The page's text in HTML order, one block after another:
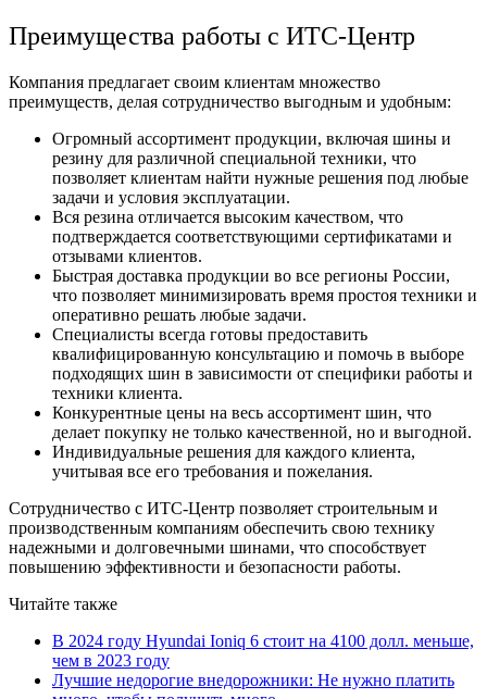
Преимущества работы с ИТС-Центр
Компания предлагает своим клиентам множество
преимуществ, делая сотрудничество выгодным и удобным:
Огромный ассортимент продукции, включая шины и
резину для различной специальной техники, что
позволяет клиентам найти нужные решения под любые
задачи и условия эксплуатации.
Вся резина отличается высоким качеством, что
подтверждается соответствующими сертификатами и
отзывами клиентов.
Быстрая доставка продукции во все регионы России,
что позволяет минимизировать время простоя техники и
оперативно решать любые задачи.
Специалисты всегда готовы предоставить
квалифицированную консультацию и помочь в выборе
подходящих шин в зависимости от специфики работы и
техники клиента.
Конкурентные цены на весь ассортимент шин, что
делает покупку не только качественной, но и выгодной.
Индивидуальные решения для каждого клиента,
учитывая все его требования и пожелания.
Сотрудничество с ИТС-Центр позволяет строительным и
производственным компаниям обеспечить свою технику
надежными и долговечными шинами, что способствует
повышению эффективности и безопасности работы.
Читайте также
В 2024 году Hyundai Ioniq 6 стоит на 4100 долл. меньше,
чем в 2023 году
Лучшие недорогие внедорожники: Не нужно платить